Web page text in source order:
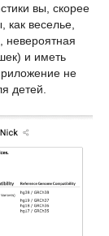
вы, скорее
как веселье,
невероятная
и иметь
не
детей.